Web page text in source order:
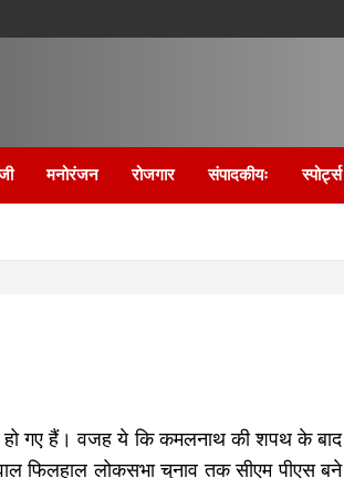
मनोरंजन रोजगार संपादकीयः स्पोर्ट्स
हो गए हैं। वजह ये कि कमलनाथ की शपथ के बाद
फिलहाल लोकसभा चुनाव तक सीएम पीएस बने